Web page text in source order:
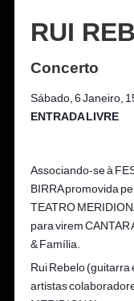
RUI
Concerto
Sábado, 6 Janeiro,
ENTRADA LIVRE
Associando-se à
BIRRA promovida
TEATRO
para virem CANTAR
& Família.
Rui Rebelo (guitarra
artistas